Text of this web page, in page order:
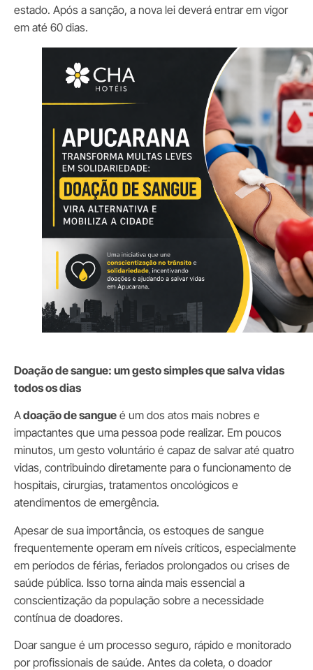
estado. Após a sanção, a nova lei deverá entrar em vigor
em até 60 dias.
Doação de sangue: um gesto simples que salva vidas
todos os dias
Adoação de sangue é um dos atos mais nobres e
impactantes que uma pessoa pode realizar. Em poucos
minutos, um gesto voluntário é capaz de salvar até quatro
vidas, contribuindo diretamente para o funcionamento de
hospitais, cirurgias, tratamentos oncológicos e
atendimentos de emergência.
Apesar de sua importância, os estoques de sangue
frequentemente operam em níveis críticos, especialmente
em períodos de férias, feriados prolongados ou crises de
saúde pública. Isso torna ainda mais essencial a
conscientização da população sobre a necessidade
contínua de doadores.
Doar sangue é um processo seguro, rápido e monitorado
por profissionais de saúde. Antes da coleta, o doador